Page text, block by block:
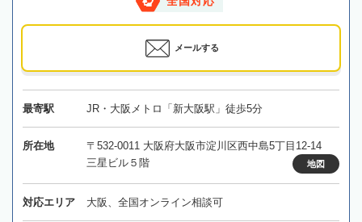
メールする
最寄駅 JR・大阪メトロ「新大阪駅」徒歩5分
所在地
〒532-0011 大阪府大阪市淀川区西中島5丁目12-14
三星ビル５階
地図
対応エリア 大阪、全国オンライン相談可